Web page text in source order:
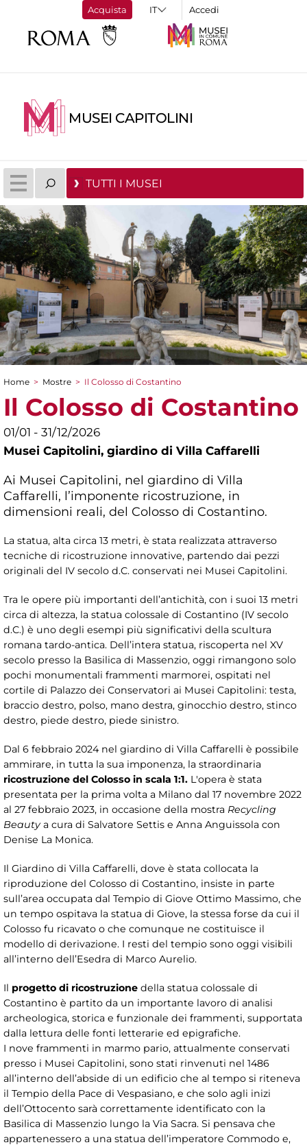
Acquista Accedi
MUSEI CAPITOLINI
TUTTI I MUSEI
Tu sei qui
Home > Mostre > Il Colosso di Costantino
Il Colosso di Costantino
01/01 - 31/12/2026
Musei Capitolini, giardino di Villa Caffarelli
Ai Musei Capitolini, nel giardino di Villa
Caffarelli, l’imponente ricostruzione, in
dimensioni reali, del Colosso di Costantino.
La statua, alta circa 13 metri, è stata realizzata attraverso
tecniche di ricostruzione innovative, partendo dai pezzi
originali del IV secolo d.C. conservati nei Musei Capitolini.
Tra le opere più importanti dell’antichità, con i suoi 13 metri
circa di altezza, la statua colossale di Costantino (IV secolo
d.C.) è uno degli esempi più significativi della scultura
romana tardo-antica. Dell’intera statua, riscoperta nel XV
secolo presso la Basilica di Massenzio, oggi rimangono solo
pochi monumentali frammenti marmorei, ospitati nel
cortile di Palazzo dei Conservatori ai Musei Capitolini: testa,
braccio destro, polso, mano destra, ginocchio destro, stinco
destro, piede destro, piede sinistro.
Dal 6 febbraio 2024 nel giardino di Villa Caffarelli è possibile
ammirare, in tutta la sua imponenza, la straordinaria
ricostruzione del Colosso in scala 1:1. L'opera è stata
presentata per la prima volta a Milano dal 17 novembre 2022
al 27 febbraio 2023, in occasione della mostra Recycling
Beautya cura di Salvatore Settis e Anna Anguissola con
Denise La Monica.
Il Giardino di Villa Caffarelli, dove è stata collocata la
riproduzione del Colosso di Costantino, insiste in parte
sull’area occupata dal Tempio di Giove Ottimo Massimo, che
un tempo ospitava la statua di Giove, la stessa forse da cui il
Colosso fu ricavato o che comunque ne costituisce il
modello di derivazione. I resti del tempio sono oggi visibili
all’interno dell’Esedra di Marco Aurelio.
Il progetto di ricostruzione della statua colossale di
Costantino è partito da un importante lavoro di analisi
archeologica, storica e funzionale dei frammenti, supportata
dalla lettura delle fonti letterarie ed epigrafiche.
I nove frammenti in marmo pario, attualmente conservati
presso i Musei Capitolini, sono stati rinvenuti nel 1486
all’interno dell’abside di un edificio che al tempo si riteneva
il Tempio della Pace di Vespasiano, e che solo agli inizi
dell’Ottocento sarà correttamente identificato con la
Basilica di Massenzio lungo la Via Sacra. Si pensava che
appartenessero a una statua dell’imperatore Commodo e,